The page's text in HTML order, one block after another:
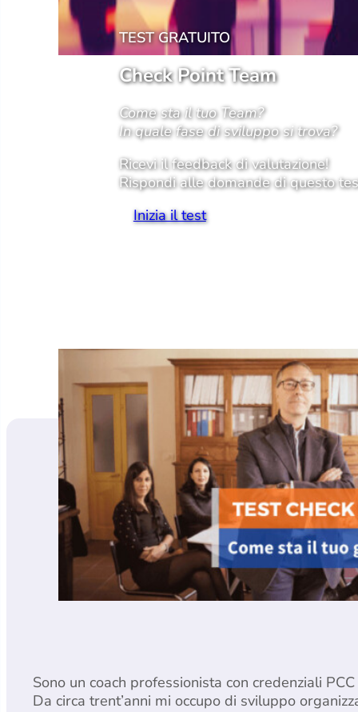
TEST GRATUITO
Check Point Team
Come sta il tuo Team?
In quale fase di sviluppo si trova?
Ricevi il feedback di valutazione!
Rispondi alle domande di questo
Inizia il test
Sono un coach professionista con credenziali
Da circa trent’anni mi occupo di sviluppo